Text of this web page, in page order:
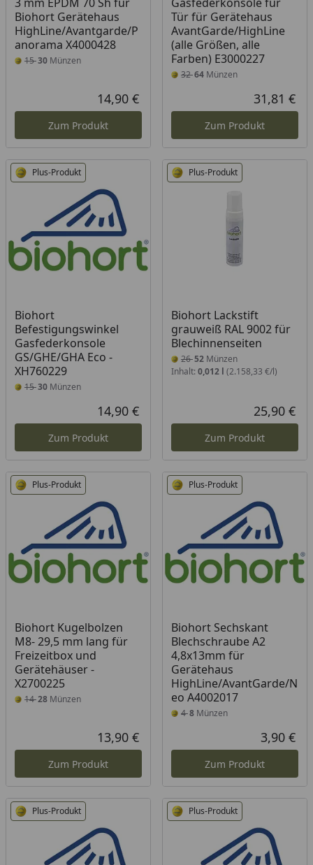
Biohort Gerätehaus
HighLine/Avantgarde/P
anorama X4000428
1530 Münzen
Aktueller Preis
14,90 €
Zum Produkt
Tür für Gerätehaus
AvantGarde/HighLine
(alle Größen, alle
Farben) E3000227
3264Münzen
31,81 €
Zum Produkt
Plus-Produkt
Biohort
Befestigungswinkel
Gasfederkonsole
GS/GHE/GHA Eco -
XH760229
1530 Münzen
Aktueller Preis
14,90 €
Zum Produkt
Plus-Produkt
Biohort Lackstift
grauweiß RAL 9002 für
Blechinnenseiten
2652Münzen
Inhalt: 0,012 l (2.158,33 €/l)
25,90 €
Zum Produkt
Plus-Produkt
Biohort Kugelbolzen
M8- 29,5 mm lang für
Freizeitbox und
Gerätehäuser -
X2700225
1428 Münzen
Aktueller Preis
13,90 €
Zum Produkt
Plus-Produkt
Biohort Sechskant
Blechschraube A2
4,8x13mm für
Gerätehaus
HighLine/AvantGarde/N
eo A4002017
48Münzen
3,90 €
Zum Produkt
Plus-Produkt Plus-Produkt